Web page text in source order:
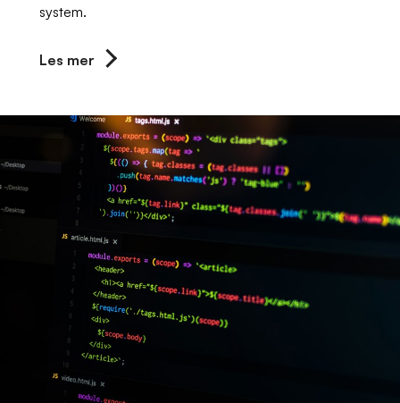
system.
Les mer